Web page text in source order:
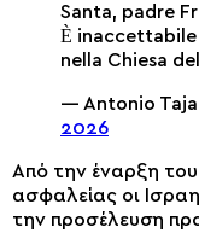
Santa, padre
È
nella Chiesa
— Antonio
2026
Από την έναρξη
ασφαλείας οι
την προσέλευση